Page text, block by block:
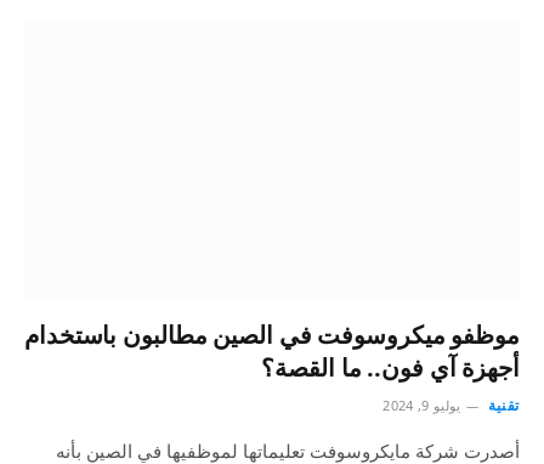
موظفو ميكروسوفت في الصين مطالبون باستخدام
أجهزة آي فون.. ما القصة؟
تقنية يوليو 9, 2024
أصدرت شركة مايكروسوفت تعليماتها لموظفيها في الصين بأنه